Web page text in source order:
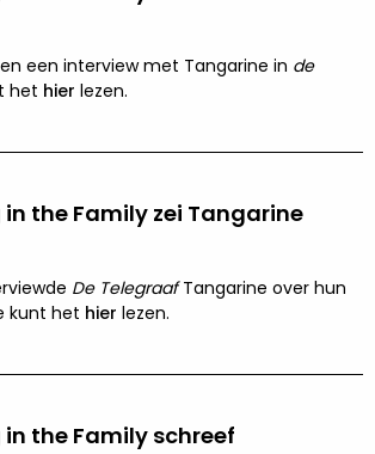
een interview met Tangarine in de
het hier lezen.
in the Family zei Tangarine
De TelegraafTangarine over hun
kunt het hier lezen.
in the Family schreef